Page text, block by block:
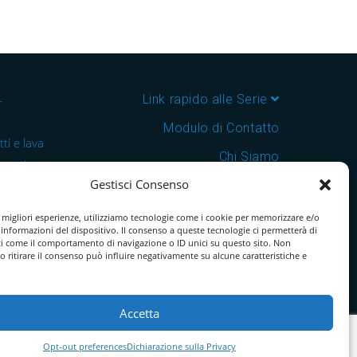
Gestisci Consenso
esperienze, utilizziamo tecnologie come i cookie per memorizzare e/o
informazioni del dispositivo. Il consenso a queste tecnologie ci permetterà di
come il comportamento di navigazione o ID unici su questo sito. Non
ritirare il consenso può influire negativamente su alcune caratteristiche e
Accetta
Opt-out preferencesDichiarazione sulla Privacy
e lava
e
in
Link rapido alle Serie
Modulo di Contatto
Chi Siamo
Download Catalogo PDF
Cookie Policy